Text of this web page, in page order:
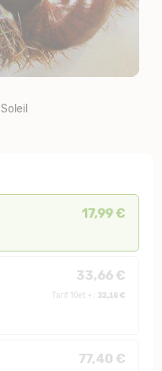
Soleil
17,99 €
33,66 €
Tarif 10et + : 32,16 €
77,40 €